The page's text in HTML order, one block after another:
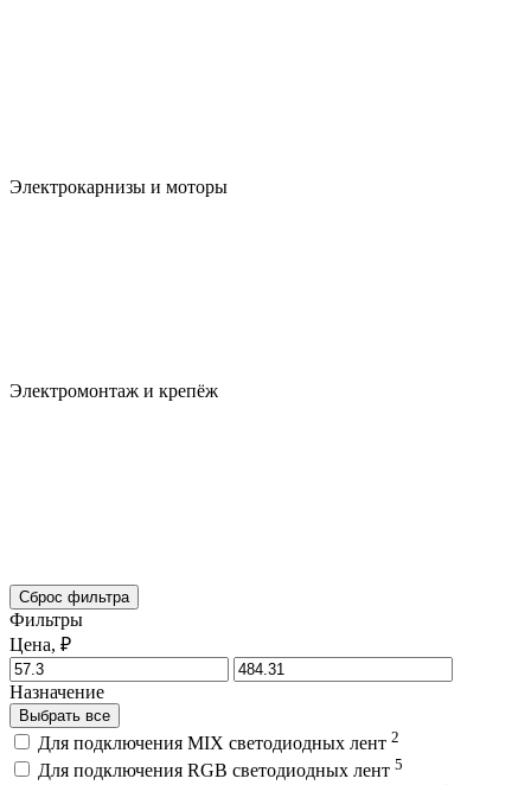
Электрокарнизы и моторы
Электромонтаж и крепёж
Сброс фильтра
Фильтры
Цена, ₽
Назначение
Выбрать все
Для подключения MIX светодиодных лент 2
Для подключения RGB светодиодных лент 5